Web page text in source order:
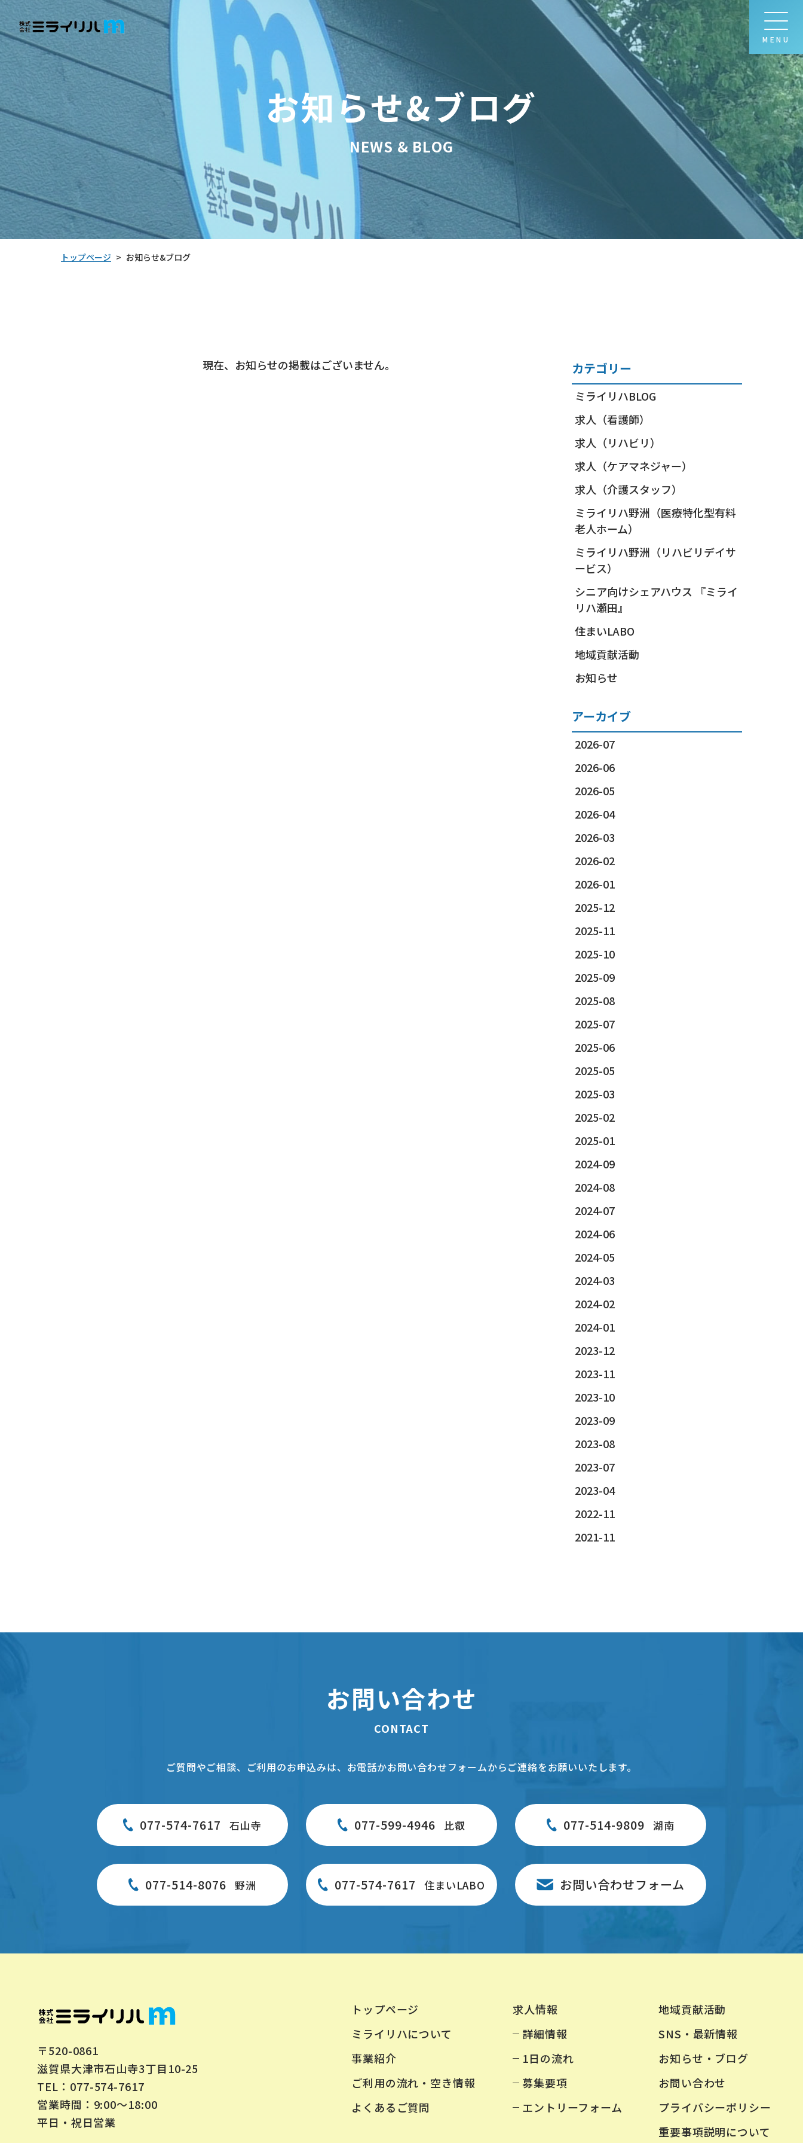
MENU
お知らせ&ブログ
NEWS & BLOG
トップページ > お知らせ&ブログ
現在、お知らせの掲載はございません。 カテゴリー
ミライリハBLOG
求人（看護師）
求人（リハビリ）
求人（ケアマネジャー）
求人（介護スタッフ）
ミライリハ野洲（医療特化型有料
老人ホーム）
ミライリハ野洲（リハビリデイサ
ービス）
シニア向けシェアハウス 『ミライ
リハ瀬田』
住まいLABO
地域貢献活動
お知らせ
アーカイブ
2026-07
2026-06
2026-05
2026-04
2026-03
2026-02
2026-01
2025-12
2025-11
2025-10
2025-09
2025-08
2025-07
2025-06
2025-05
2025-03
2025-02
2025-01
2024-09
2024-08
2024-07
2024-06
2024-05
2024-03
2024-02
2024-01
2023-12
2023-11
2023-10
2023-09
2023-08
2023-07
2023-04
2022-11
2021-11
お問い合わせ
CONTACT
ご質問やご相談、ご利用のお申込みは、お電話かお問い合わせフォームからご連絡をお願いいたします。
077-574-7617 石山寺 077-599-4946 比叡 077-514-9809 湖南
077-514-8076 野洲 077-574-7617 住まいLABO お問い合わせフォーム
〒520-0861
滋賀県大津市石山寺3丁目10-25
TEL： 077-574-7617
営業時間：9:00～18:00
平日・祝日営業
トップページ
ミライリハについて
事業紹介
ご利用の流れ・空き情報
よくあるご質問
求人情報
詳細情報
1日の流れ
募集要項
エントリーフォーム
地域貢献活動
SNS・最新情報
お知らせ・ブログ
お問い合わせ
プライバシーポリシー
重要事項説明について